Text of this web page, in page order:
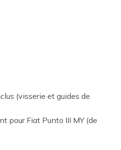
(visserie et guides de
pour Fiat Punto III MY (de